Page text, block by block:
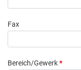
Fax
Bereich/Gewerk*